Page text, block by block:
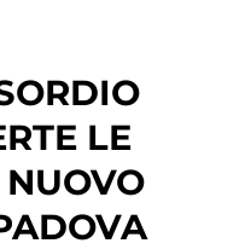
LE